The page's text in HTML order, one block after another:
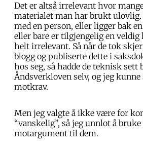
Det er altså irrelevant hvor
materialet man har brukt ulovlig.
med en person, eller ligger bak
eller bare er tilgjengelig en
helt irrelevant. Så når de tok
blogg og publiserte dette i
hos seg, så hadde de teknisk sett
Åndsverkloven selv, og jeg kunne
motkrav.
Men jeg valgte å ikke være for
“vanskelig”, så jeg unnlot å
motargument til dem.